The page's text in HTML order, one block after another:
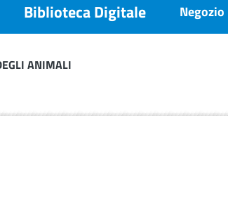
Biblioteca Digitale Negozio
ANIMALI